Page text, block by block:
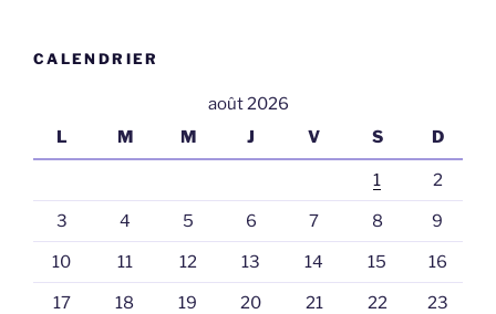
CALENDRIER
août 2026
L
M M J V S D
1 2
3 4 5 6 7 8 9
10 11 12 13 14 15 16
17 18 19 20 21 22 23